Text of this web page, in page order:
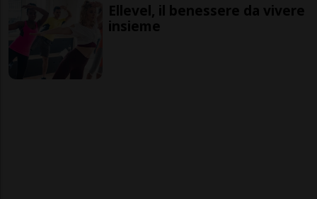
Ellevel, il benessere da vivere
insieme